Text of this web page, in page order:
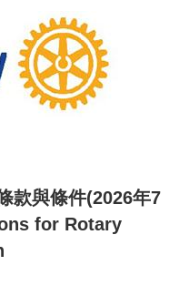
款與條件(2026年7
for Rotary